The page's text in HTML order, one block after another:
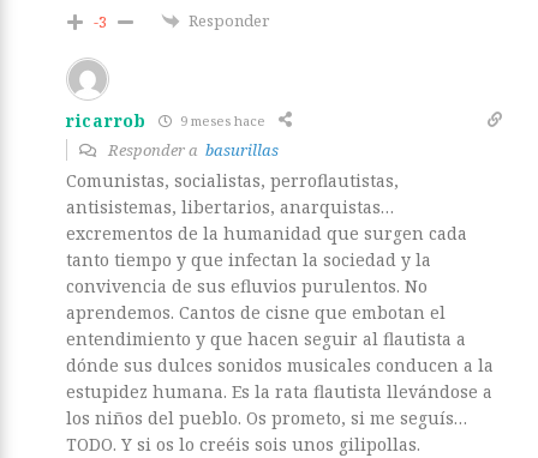
-3 Responder
ricarrob 9 meses hace
Responder a basurillas
Comunistas, socialistas, perroflautistas,
antisistemas, libertarios, anarquistas…
excrementos de la humanidad que surgen cada
tanto tiempo y que infectan la sociedad y la
convivencia de sus efluvios purulentos. No
aprendemos. Cantos de cisne que embotan el
entendimiento y que hacen seguir al flautista a
dónde sus dulces sonidos musicales conducen a la
estupidez humana. Es la rata flautista llevándose a
los niños del pueblo. Os prometo, si me seguís…
TODO. Y si os lo creéis sois unos gilipollas.